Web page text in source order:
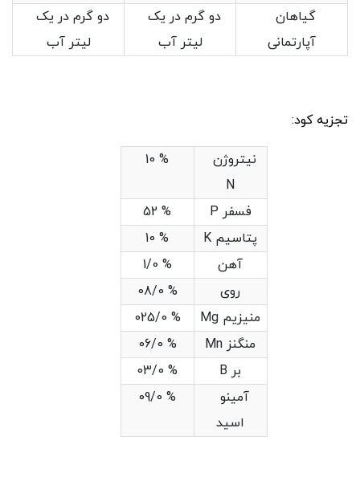
گیاهان
آپارتمانی
دو گرم در یک
لیتر آب
دو گرم در یک
لیتر آب
تجزیه کود:
نیتروژن
N
% 10
فسفر P
% 52
پتاسیم K
% 10
آهن
% 1/0
روی
% 08/0
منیزیم Mg
% 025/0
منگنز Mn
% 06/0
بر B
% 03/0
آمینو
اسید
% 09/0